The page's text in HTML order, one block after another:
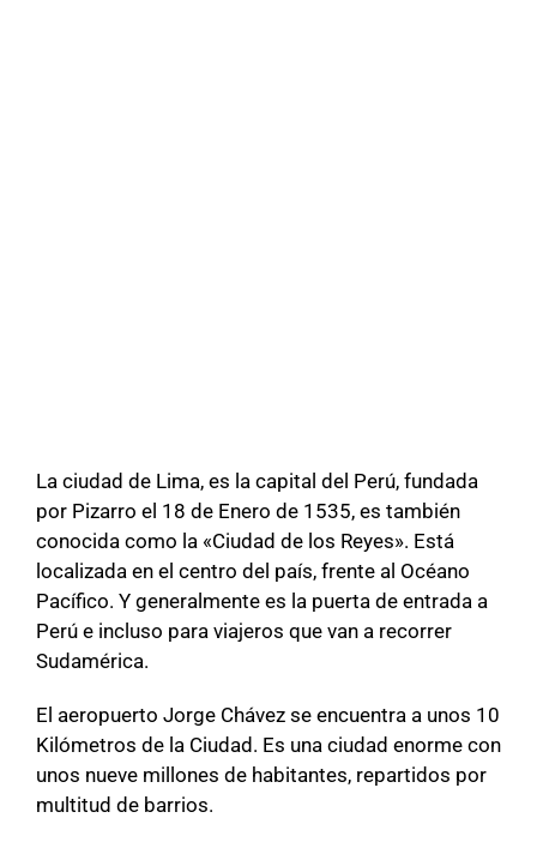
La ciudad de Lima, es la capital del Perú, fundada
por Pizarro el 18 de Enero de 1535, es también
conocida como la «Ciudad de los Reyes». Está
localizada en el centro del país, frente al Océano
Pacífico. Y generalmente es la puerta de entrada a
Perú e incluso para viajeros que van a recorrer
Sudamérica.
El aeropuerto Jorge Chávez se encuentra a unos 10
Kilómetros de la Ciudad. Es una ciudad enorme con
unos nueve millones de habitantes, repartidos por
multitud de barrios.